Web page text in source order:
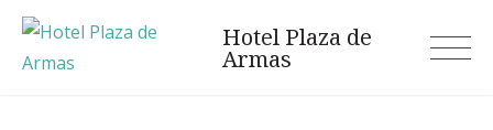
Skip
content
Hotel Plaza de
Armas